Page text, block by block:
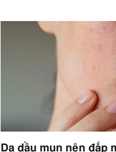
Da dầu mụn nên đắp